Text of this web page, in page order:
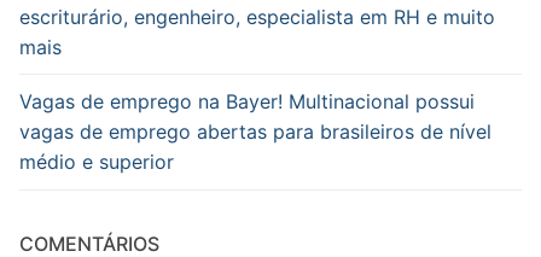
escriturário, engenheiro, especialista em RH e muito
mais
Vagas de emprego na Bayer! Multinacional possui
vagas de emprego abertas para brasileiros de nível
médio e superior
COMENTÁRIOS